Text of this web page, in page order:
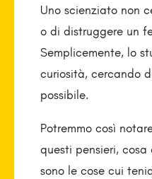
Uno scienziato non
o di distruggere un
Semplicemente, lo
curiosità, cercando
possibile.
Potremmo così
questi pensieri,
sono le cose cui